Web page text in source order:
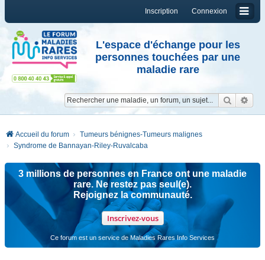
Connexion
Inscription
L'espace d'échange pour les
personnes touchées par une
maladie rare
Accueil du forum
Tumeurs bénignes-Tumeurs malignes
Syndrome de Bannayan-Riley-Ruvalcaba
3 millions de personnes en France ont une maladie
rare. Ne restez pas seul(e).
Rejoignez la communauté.
Inscrivez-vous
Ce forum est un service de Maladies Rares Info Services